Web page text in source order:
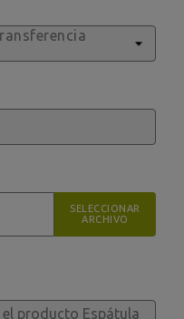
SELECCIONAR
ARCHIVO